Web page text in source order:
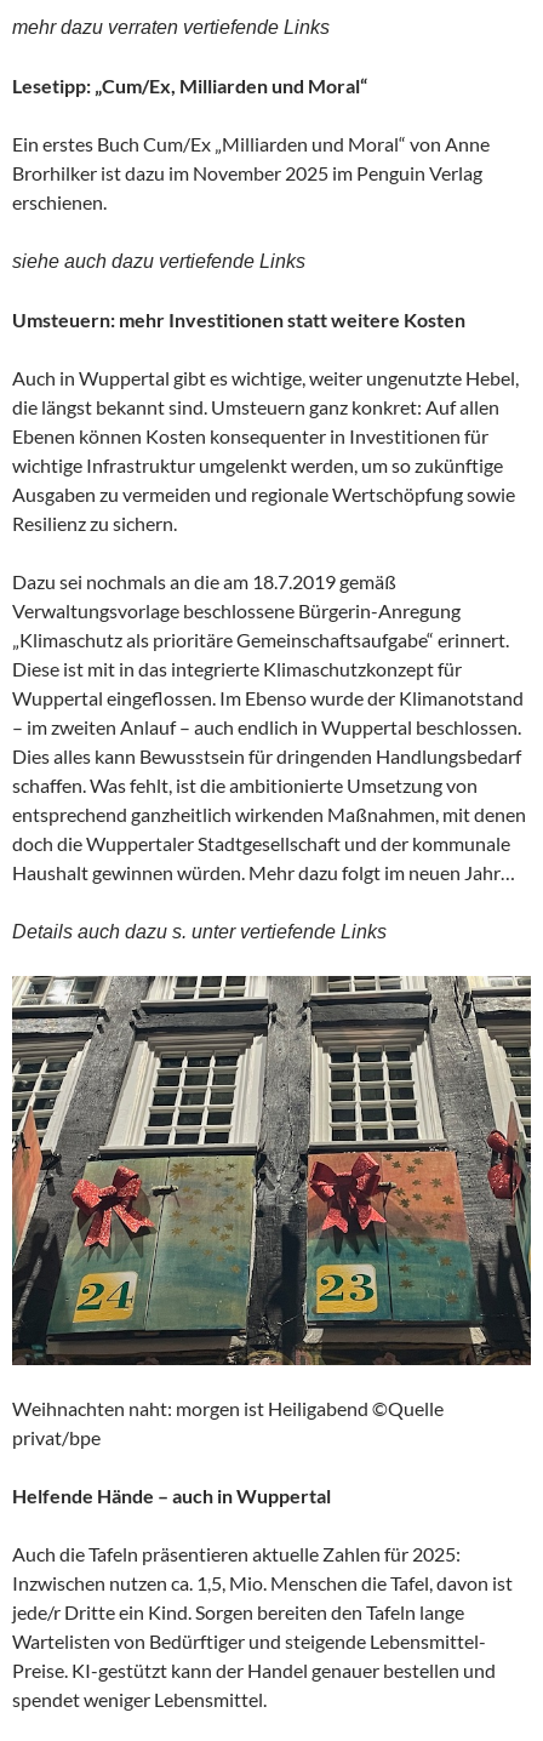
mehr dazu verraten vertiefende Links
Lesetipp: „Cum/Ex, Milliarden und Moral“
Ein erstes Buch Cum/Ex „Milliarden und Moral“ von Anne
Brorhilker ist dazu im November 2025 im Penguin Verlag
erschienen.
siehe auch dazu vertiefende Links
Umsteuern: mehr Investitionen statt weitere Kosten
Auch in Wuppertal gibt es wichtige, weiter ungenutzte Hebel,
die längst bekannt sind. Umsteuern ganz konkret: Auf allen
Ebenen können Kosten konsequenter in Investitionen für
wichtige Infrastruktur umgelenkt werden, um so zukünftige
Ausgaben zu vermeiden und regionale Wertschöpfung sowie
Resilienz zu sichern.
Dazu sei nochmals an die am 18.7.2019 gemäß
Verwaltungsvorlage beschlossene Bürgerin-Anregung
„Klimaschutz als prioritäre Gemeinschaftsaufgabe“ erinnert.
Diese ist mit in das integrierte Klimaschutzkonzept für
Wuppertal eingeflossen. Im Ebenso wurde der Klimanotstand
– im zweiten Anlauf – auch endlich in Wuppertal beschlossen.
Dies alles kann Bewusstsein für dringenden Handlungsbedarf
schaffen. Was fehlt, ist die ambitionierte Umsetzung von
entsprechend ganzheitlich wirkenden Maßnahmen, mit denen
doch die Wuppertaler Stadtgesellschaft und der kommunale
Haushalt gewinnen würden. Mehr dazu folgt im neuen Jahr…
Details auch dazu s. unter vertiefende Links
Weihnachten naht: morgen ist Heiligabend ©Quelle
privat/bpe
Helfende Hände – auch in Wuppertal
Auch die Tafeln präsentieren aktuelle Zahlen für 2025:
Inzwischen nutzen ca. 1,5, Mio. Menschen die Tafel, davon ist
jede/r Dritte ein Kind. Sorgen bereiten den Tafeln lange
Wartelisten von Bedürftiger und steigende Lebensmittel-
Preise. KI-gestützt kann der Handel genauer bestellen und
spendet weniger Lebensmittel.